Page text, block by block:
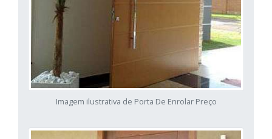
Imagem ilustrativa de Porta De Enrolar Preço